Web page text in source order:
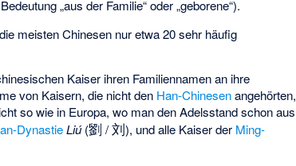
„aus der Familie“ oder „geborene“).
meisten Chinesen nur etwa 20 sehr häufig
Kaiser ihren Familiennamen an ihre
von Kaisern, die nicht den Han-Chinesenangehörten,
so wie in Europa, wo man den Adelsstand schon aus
Dynastie Liú(劉 /刘), und alle Kaiser der Ming-